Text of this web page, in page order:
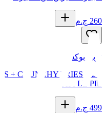
260 ج.م
تربل بوكس
+ CRUNCHY FRIES + 2
APPLE PIE
499 ج.م